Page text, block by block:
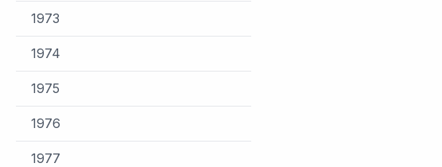
1973
1974
1975
1976
1977